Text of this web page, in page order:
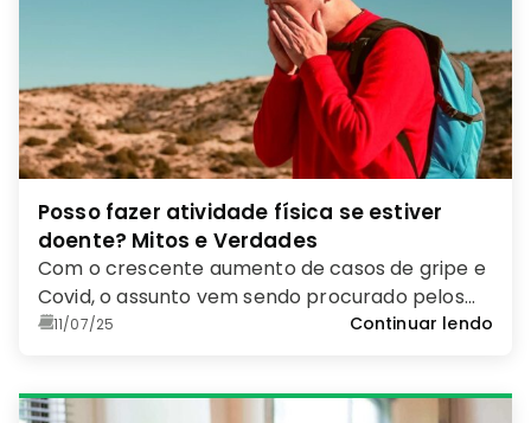
Posso fazer atividade física se estiver
doente? Mitos e Verdades
Com o crescente aumento de casos de gripe e
Covid, o assunto vem sendo procurado pelos
amantes dos exercícios
11/07/25 Continuar lendo